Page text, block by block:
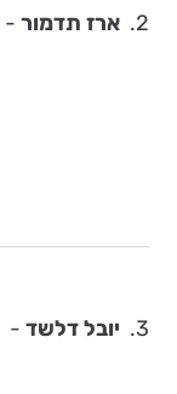
2. ארז תדמור -
3. יובל דלשד -